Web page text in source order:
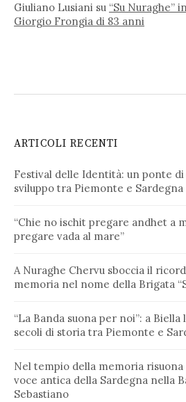
Giuliano Lusiani su “Su Nuraghe”
Giorgio Frongia di 83 anni
ARTICOLI RECENTI
Festival delle Identità: un ponte
sviluppo tra Piemonte e Sardegna
“Chie no ischit pregare andhet a
pregare vada al mare”
A Nuraghe Chervu sboccia il
memoria nel nome della Brigata
“La Banda suona per noi”: a
secoli di storia tra Piemonte e
Nel tempio della memoria
voce antica della Sardegna nella
Sebastiano